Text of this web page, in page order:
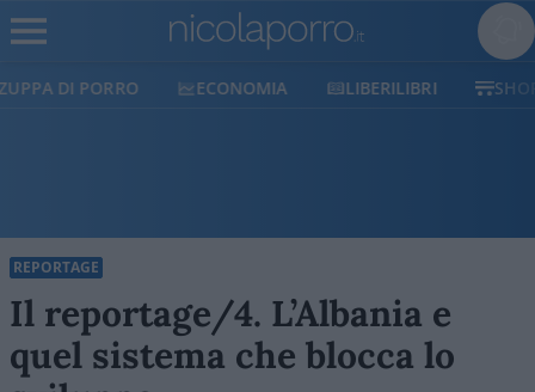
ECONOMIA LIBERILIBRI SHOP SOSTIENICI
REPORTAGE
Il reportage/4. L’Albania e
quel sistema che blocca lo